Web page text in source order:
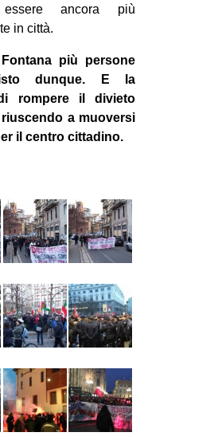
in
Fb
tw
bsky
SEARCH
essere ancora più
in città.
più persone
dunque. E la
rompere il divieto
a muoversi
il centro cittadino.